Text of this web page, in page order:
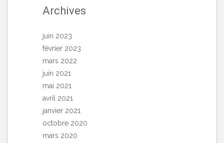
Archives
juin 2023
février 2023
mars 2022
juin 2021
mai 2021
avril 2021
janvier 2021
octobre 2020
mars 2020